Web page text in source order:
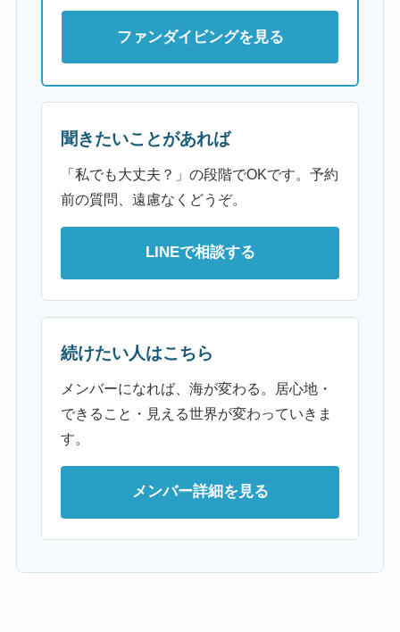
ファンダイビングを見る
聞きたいことがあれば
「私でも大丈夫？」の段階でOKです。予約
前の質問、遠慮なくどうぞ。
LINEで相談する
続けたい人はこちら
メンバーになれば、海が変わる。居心地・
できること・見える世界が変わっていきま
す。
メンバー詳細を見る